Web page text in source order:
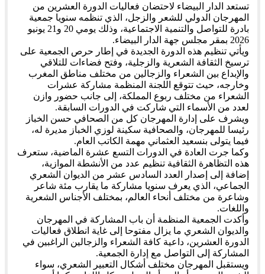
تستعد الدار البيضاء لاحتضان فعاليات الدورة العشرين من
المهرجان الدولي للشعر والزجل، الذي تنظمه سنويا جمعية
بادرة للتواصل والتنمية الاجتماعية، وذلك يومي 20 و21 يونيو
2026 بمقر مجلس جهة الدار البيضاء.
ويأتي تنظيم هذه الدورة الجديدة في إطار حرص الجمعية على
ترسيخ الثقافة الشعرية والزجلية، وفتح فضاءات للتلاقي
والإبداع بين الشعراء والزجالين من مختلف مناطق المغرب
وخارجه، حيث تتوقع اللجنة المنظمة مشاركة عشرات
الشعراء من مختلف ربوع المملكة، إلى جانب حضور وازن
لعدد من الأسماء التي شاركت في الدورات السابقة.
ويشرف على إدارة المهرجان كل من الصحافي حسن الخباز
رئيسا للمهرجان، والصحافية سكينة لوزي الخباز مديرة له،
فيما يتولى بنسعيد العثماني مهمة الكاتب العام.
وكما جرت العادة في الدورات التسع عشرة الماضية، ستعرف
هذه التظاهرة الثقافية تنظيم عدد من الأنشطة الموازية،
إضافة إلى إصدار العدد السادس عشر من الديوان الشعري
الجماعي، الذي يعرف سنويا مشاركة ما يقارب مئة شاعر
وشاعرة من مختلف أنحاء العالم، بمختلف الأجناس الشعرية
واللغات.
وأكدت الجمعية المنظمة أن باب المشاركة في المهرجان
والديوان الشعري ما يزال مفتوحا إلى غاية انطلاق فعاليات
الدورة العشرين، داعية كافة الشعراء والزجالين الراغبين في
المشاركة إلى التواصل مع إدارة الجمعية.
ويستقبل المهرجان مختلف أشكال التعبير الشعري، سواء